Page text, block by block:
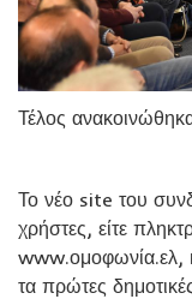
Τέλος
Το νέο site του
χρήστες, είτε
www.ομοφωνία.ελ,
τα πρώτες